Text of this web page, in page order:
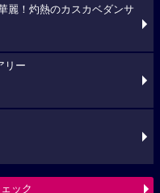
麗！灼熱のカスカベダンサ
リー
ック